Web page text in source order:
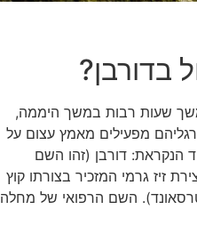
בדורבן?
שעות רבות במשך היממה,
מפעילים מאמץ עצום על
הנקראת: דורבן (זהו השם
זיז גרמי המזכיר בצורתו קוץ
השם הרפואי של מחלה